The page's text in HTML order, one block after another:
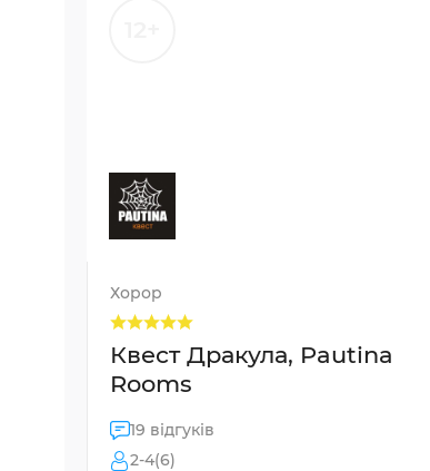
Хорор
Квест Дракула, Pautina
Rooms
19 відгуків
2-4(6)